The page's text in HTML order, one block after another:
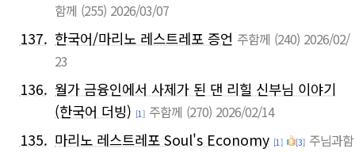
함께 (255) 2026/03/07
137. 한국어/마리노 레스트레포 증언 주함께 (240) 2026/02/
23
136. 월가 금융인에서 사제가 된 댄 리힐 신부님 이야기
(한국어 더빙) [1] 주함께 (270) 2026/02/14
135. 마리노 레스트레포 Soul's Economy [1] [3] 주님과함